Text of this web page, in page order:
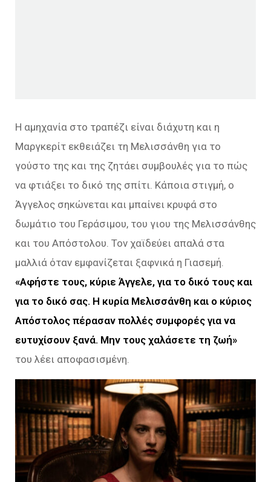
Η αμηχανία στο τραπέζι είναι διάχυτη και η
Μαργκερίτ εκθειάζει τη Μελισσάνθη για το
γούστο της και της ζητάει συμβουλές για το πώς
να φτιάξει το δικό της σπίτι. Κάποια στιγμή, ο
Άγγελος σηκώνεται και μπαίνει κρυφά στο
δωμάτιο του Γεράσιμου, του γιου της Μελισσάνθης
και του Απόστολου. Τον χαϊδεύει απαλά στα
μαλλιά όταν εμφανίζεται ξαφνικά η Γιασεμή.
«Αφήστε τους, κύριε Άγγελε, για το δικό τους και
για το δικό σας. Η κυρία Μελισσάνθη και ο κύριος
Απόστολος πέρασαν πολλές συμφορές για να
ευτυχίσουν ξανά. Μην τους χαλάσετε τη ζωή»
του λέει αποφασισμένη.